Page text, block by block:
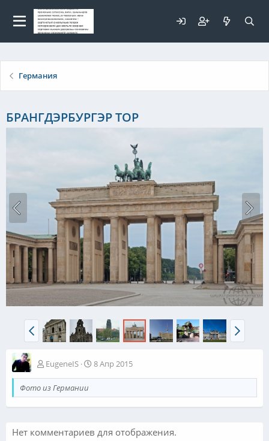
Германия
БРАНГДЭРБУРГЭР ТОР
EugeneIS 8 Апр 2015
Фото из Германии
Нет комментариев для отображения.
Для любых предложений по
сайту: elaizik@cp9.ru